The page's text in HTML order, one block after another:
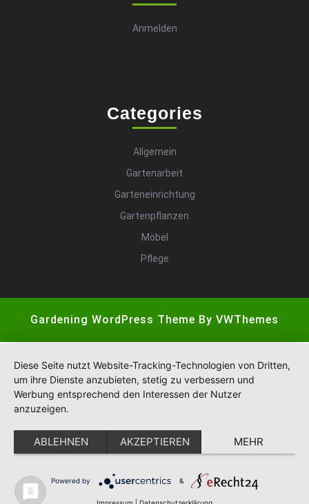
Anmelden
Categories
Allgemein
Gartenarbeit
Garteneinrichtung
Gartenpflanzen
Möbel
Pflege
Gardening WordPress Theme By VWThemes
Diese Seite nutzt Website-Tracking-Technologien von Dritten,
um ihre Dienste anzubieten, stetig zu verbessern und
Werbung entsprechend den Interessen der Nutzer
anzuzeigen.
ABLEHNEN AKZEPTIEREN MEHR
Powered by &